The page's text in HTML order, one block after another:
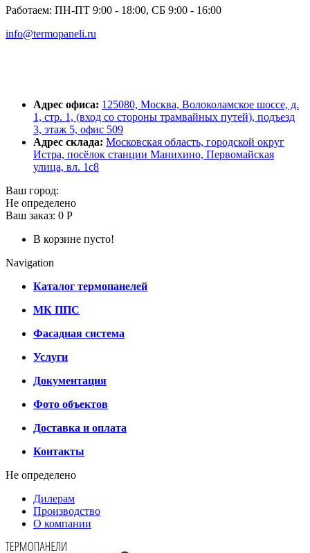
Работаем: ПН-ПТ 9:00 - 18:00, СБ 9:00 - 16:00
info@termopaneli.ru
Адрес офиса: 125080, Москва, Волоколамское шоссе, д.
1, стр. 1, (вход со стороны трамвайных путей), подъезд
3, этаж 5, офис 509
Адрес склада: Московская область, городской округ
Истра, посёлок станции Манихино, Первомайская
улица, вл. 1с8
Ваш город:
Не определено
Ваш заказ: 0 Р
В корзине пусто!
Navigation
Каталог термопанелей
МК ППС
Фасадная система
Услуги
Документация
Фото объектов
Доставка и оплата
Контакты
Не определено
Дилерам
Производство
О компании